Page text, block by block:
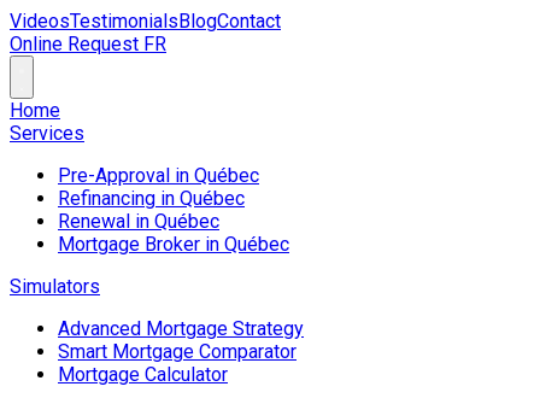
VideosTestimonialsBlogContact
Online Request FR
Home
Services
Pre-Approval in Québec
Refinancing in Québec
Renewal in Québec
Mortgage Broker in Québec
Simulators
Advanced Mortgage Strategy
Smart Mortgage Comparator
Mortgage Calculator